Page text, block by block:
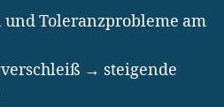
Toleranzprobleme am
→ steigende